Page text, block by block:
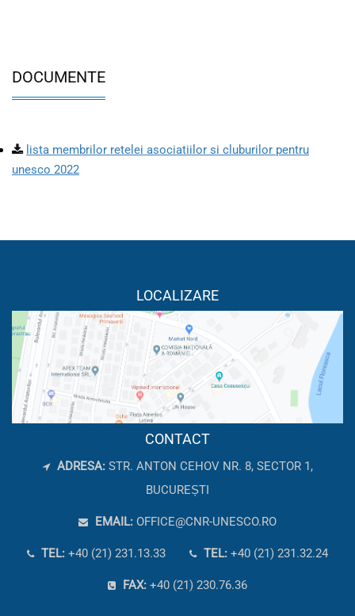
DOCUMENTE
lista membrilor retelei asociatiilor si cluburilor pentru
unesco 2022
LOCALIZARE
CONTACT
ADRESA: STR. ANTON CEHOV NR. 8, SECTOR 1,
BUCUREȘTI
EMAIL: OFFICE@CNR-UNESCO.RO
TEL: +40 (21) 231.13.33 TEL: +40 (21) 231.32.24
FAX: +40 (21) 230.76.36